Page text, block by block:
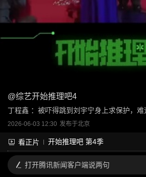
@综艺开始推理吧4
丁程鑫 ：被吓得跳到刘宇宁身上求保护，难
2026-06-03 12:30 发布于北京
看正片 开始推理吧 第4季
打开腾讯新闻客户端说两句